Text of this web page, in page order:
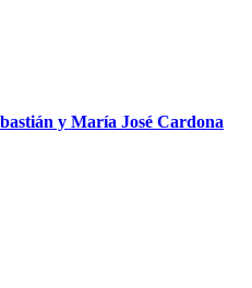
y María José Cardona